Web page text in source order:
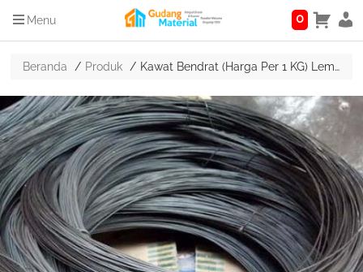
Menu 0
Beranda Produk Kawat Bendrat (Harga Per 1 KG) Lemas Tidak Kaku